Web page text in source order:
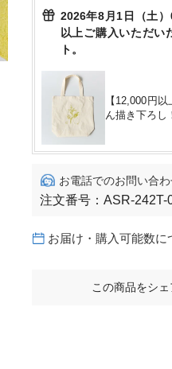
2026年8月1日（土）
以上ご購入いただい
ト。
【12,000円
ん描き下ろし
お電話でのお問い合
注文番号： ASR-242T-
お届け・購入可能数に
この商品をシェ